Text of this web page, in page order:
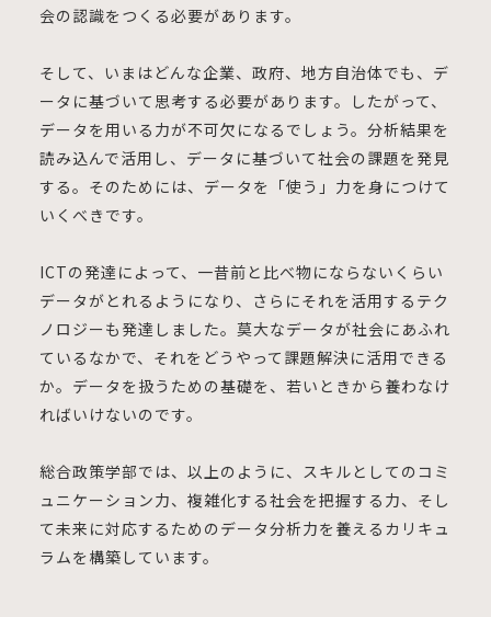
会の認識をつくる必要があります。
そして、いまはどんな企業、政府、地方自治体でも、デ
ータに基づいて思考する必要があります。したがって、
データを用いる力が不可欠になるでしょう。分析結果を
読み込んで活用し、データに基づいて社会の課題を発見
する。そのためには、データを「使う」力を身につけて
いくべきです。
ICTの発達によって、一昔前と比べ物にならないくらい
データがとれるようになり、さらにそれを活用するテク
ノロジーも発達しました。莫大なデータが社会にあふれ
ているなかで、それをどうやって課題解決に活用できる
か。データを扱うための基礎を、若いときから養わなけ
ればいけないのです。
総合政策学部では、以上のように、スキルとしてのコミ
ュニケーション力、複雑化する社会を把握する力、そし
て未来に対応するためのデータ分析力を養えるカリキュ
ラムを構築しています。